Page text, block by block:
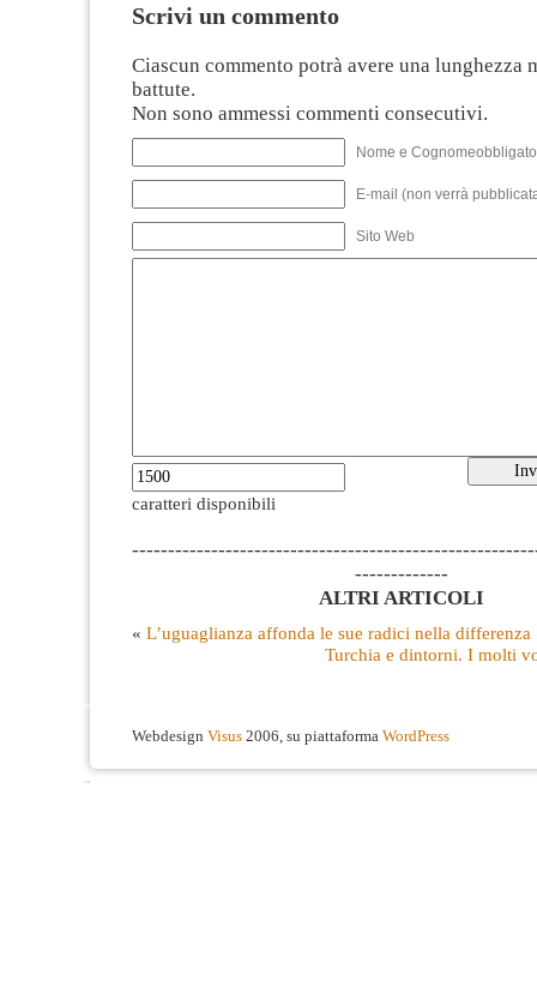
Scrivi un commento
Ciascun commento potrà avere una lunghezza
battute.
Non sono ammessi commenti consecutivi.
Nome e
E-mail (non verrà
Sito Web
caratteri disponibili
-------------
ALTRI ARTICOLI
« L’uguaglianza affonda le sue radici nella differenza
Turchia e dintorni. I molti
Webdesign Visus 2006, su piattaforma WordPress